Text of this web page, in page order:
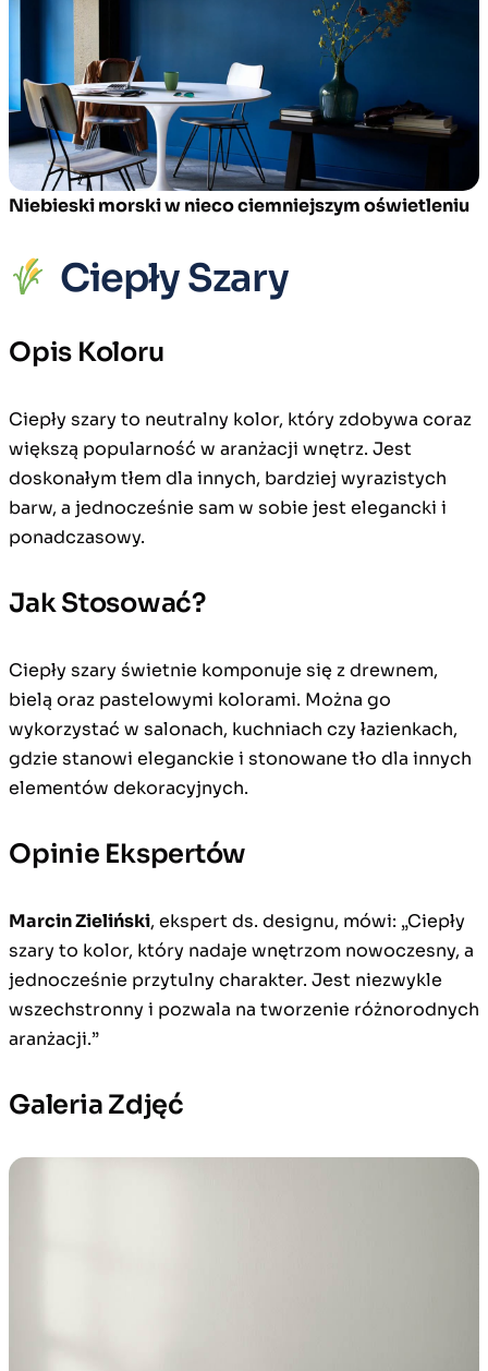
Niebieski morski w nieco ciemniejszym oświetleniu
Ciepły Szary
Opis Koloru
Ciepły szary to neutralny kolor, który zdobywa coraz
większą popularność w aranżacji wnętrz. Jest
doskonałym tłem dla innych, bardziej wyrazistych
barw, a jednocześnie sam w sobie jest elegancki i
ponadczasowy.
Jak Stosować?
Ciepły szary świetnie komponuje się z drewnem,
bielą oraz pastelowymi kolorami. Można go
wykorzystać w salonach, kuchniach czy łazienkach,
gdzie stanowi eleganckie i stonowane tło dla innych
elementów dekoracyjnych.
Opinie Ekspertów
Marcin Zieliński, ekspert ds. designu, mówi: „Ciepły
szary to kolor, który nadaje wnętrzom nowoczesny, a
jednocześnie przytulny charakter. Jest niezwykle
wszechstronny i pozwala na tworzenie różnorodnych
aranżacji.”
Galeria Zdjęć